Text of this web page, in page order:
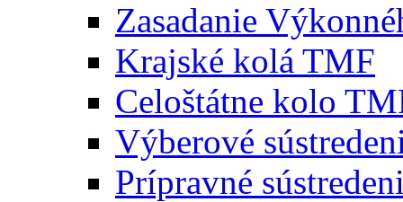
Zasadanie
Krajské kolá TMF
Celoštátne kolo
Výberové
Prípravné